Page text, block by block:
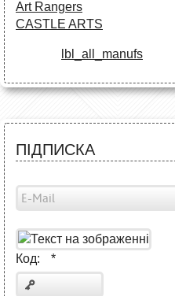
Art Rangers
CASTLE ARTS
lbl_all_manufs
ПІДПИСКА
Код: *